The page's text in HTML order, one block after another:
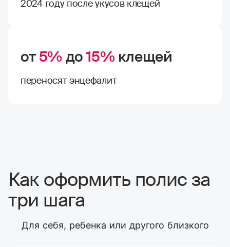
2024 году после укусов клещей
от5% до15% клещей
переносят энцефалит
Как оформить полис за
три шага
Для себя, ребенка или другого близкого